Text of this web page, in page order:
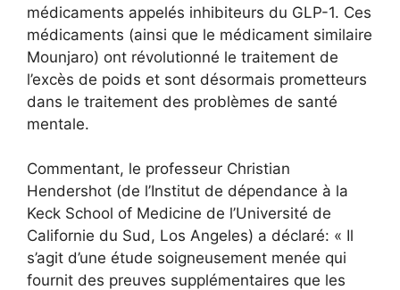
médicaments appelés inhibiteurs du GLP-1. Ces
médicaments (ainsi que le médicament similaire
Mounjaro) ont révolutionné le traitement de
l’excès de poids et sont désormais prometteurs
dans le traitement des problèmes de santé
mentale.
Commentant, le professeur Christian
Hendershot (de l’Institut de dépendance à la
Keck School of Medicine de l’Université de
Californie du Sud, Los Angeles) a déclaré: « Il
s’agit d’une étude soigneusement menée qui
fournit des preuves supplémentaires que les